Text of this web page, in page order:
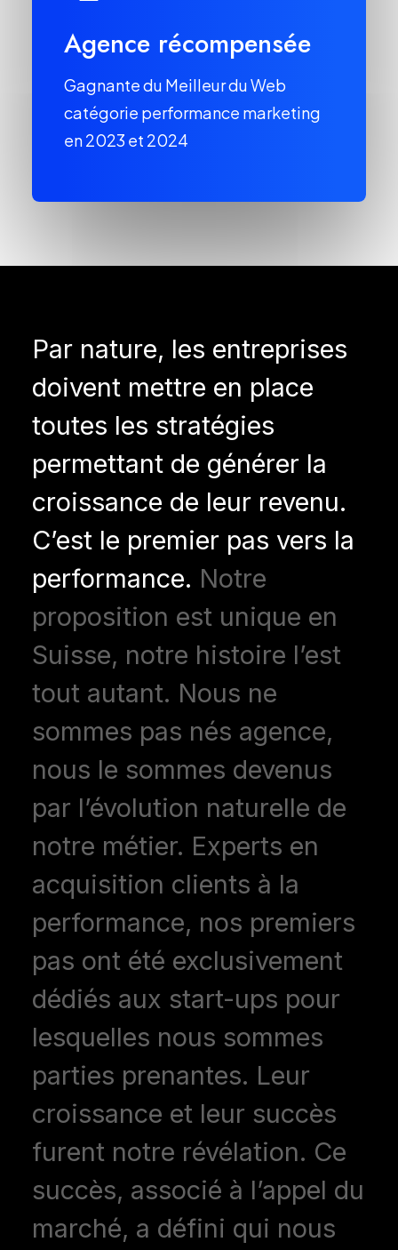
Agence récompensée
Gagnante du Meilleur du Web
catégorie performance marketing
en 2023 et 2024
Par nature, les entreprises
doivent mettre en place
toutes les stratégies
permettant de générer la
croissance de leur revenu.
C’est le premier pas vers la
performance. Notre
proposition est unique en
Suisse, notre histoire l’est
tout autant. Nous ne
sommes pas nés agence,
nous le sommes devenus
par l’évolution naturelle de
notre métier. Experts en
acquisition clients à la
performance, nos premiers
pas ont été exclusivement
dédiés aux start-ups pour
lesquelles nous sommes
parties prenantes. Leur
croissance et leur succès
furent notre révélation. Ce
succès, associé à l’appel du
marché, a défini qui nous